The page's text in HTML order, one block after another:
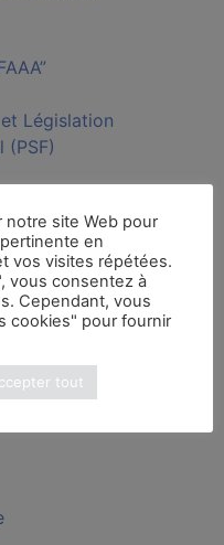
Législation
Aïki
Être
notre site Web pour
en
vos visites répétées.
vous consentez à
Cependant, vous
cookies" pour fournir
tout